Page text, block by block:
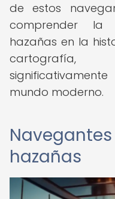
de estos
comprender la
hazañas en la
cartografía,
mundo moderno.
hazañas